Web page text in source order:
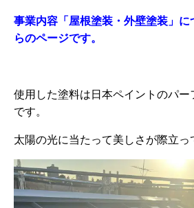
事業内容「屋根塗装・外壁塗装」に
らのページです。
使用した塗料は日本ペイントのパー
です。
太陽の光に当たって美しさが際立